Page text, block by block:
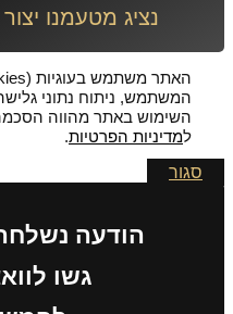
נציג מטעמנו
המשתמש, ניתוח נתוני
השימוש באתר מהווה
למדיניות הפרטיות.
סגור
הודעה
גשו